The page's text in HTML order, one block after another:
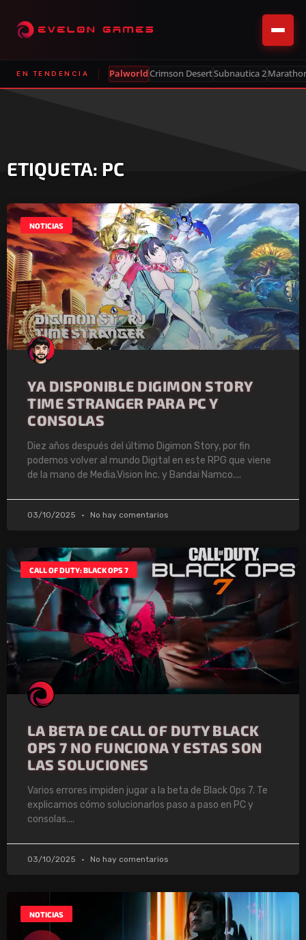
EN TENDENCIA PalworldCrimson DesertSubnautica 2
ETIQUETA: PC
NOTICIAS
YA DISPONIBLE DIGIMON STORY
TIME STRANGER PARA PC Y
CONSOLAS
Diez años después del último Digimon Story, por fin
podemos volver al mundo Digital en este RPG que viene
de la mano de Media.Vision Inc. y Bandai Namco.
03/10/2025 No hay comentarios
CALL OF DUTY: BLACK OPS 7
LA BETA DE CALL OF DUTY BLACK
OPS 7 NO FUNCIONA Y ESTAS SON
LAS SOLUCIONES
Varios errores impiden jugar a la beta de Black Ops 7. Te
explicamos cómo solucionarlos paso a paso en PC y
consolas.
03/10/2025 No hay comentarios
NOTICIAS